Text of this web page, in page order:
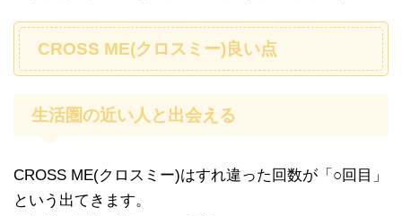
CROSS ME(クロスミー)良い点
生活圏の近い人と出会える
CROSS ME(クロスミー)はすれ違った回数が「○回目」
という出てきます。